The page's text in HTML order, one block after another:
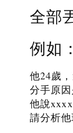
全部
例如：
他24歲
分手原
他說
請分析他